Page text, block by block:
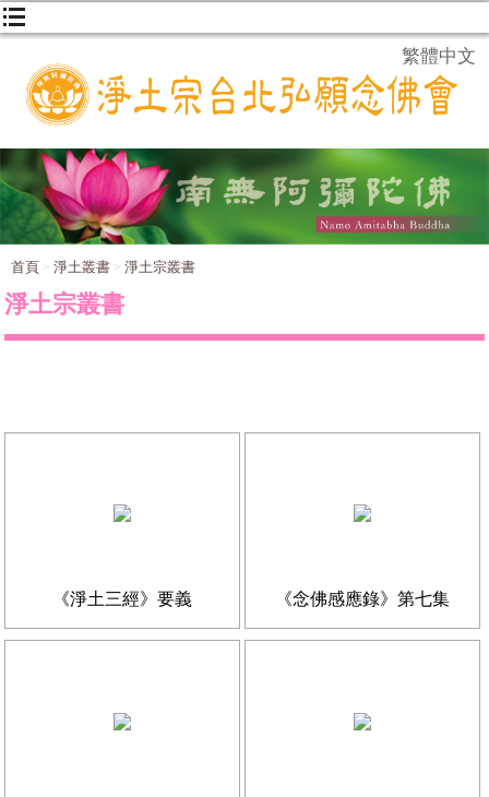
繁體中文
首頁 淨土叢書 淨土宗叢書
淨土宗叢書
《淨土三經》要義 《念佛感應錄》第七集